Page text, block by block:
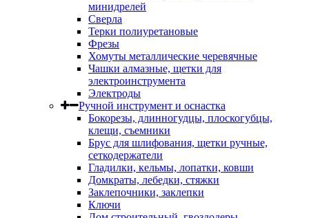
минидрелей
Сверла
Терки полиуретановые
Фрезы
Хомуты металлические черевячные
Чашки алмазные, щетки для
электроинструмента
Электроды
Ручной инструмент и оснастка
Бокорезы, длинногудцы, плоскогубцы,
клещи, съемники
Брус для шлифования, щетки ручные,
сеткодержатели
Гладилки, кельмы, лопатки, ковши
Домкраты, лебедки, стяжки
Заклепочники, заклепки
Ключи